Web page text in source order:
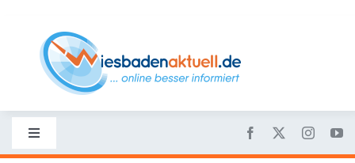
content
Toggle
Navigation